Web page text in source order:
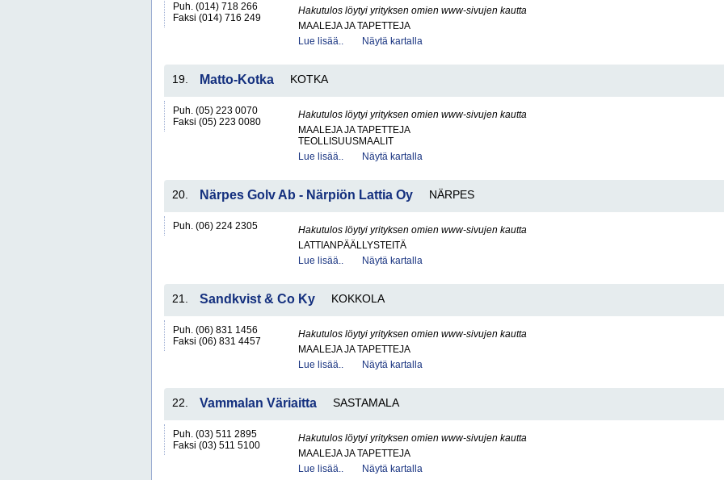
Puh. (014) 718 266
Faksi (014) 716 249
Hakutulos löytyi yrityksen omien www-sivujen kautta
MAALEJA JA TAPETTEJA
Lue lisää..
Näytä kartalla
19. Matto-Kotka KOTKA
Puh. (05) 223 0070
Faksi (05) 223 0080
Hakutulos löytyi yrityksen omien www-sivujen kautta
MAALEJA JA TAPETTEJA
TEOLLISUUSMAALIT
Lue lisää..
Näytä kartalla
20. Närpes Golv Ab - Närpiön Lattia Oy NÄRPES
Puh. (06) 224 2305
Hakutulos löytyi yrityksen omien www-sivujen kautta
LATTIANPÄÄLLYSTEITÄ
Lue lisää..
Näytä kartalla
21. Sandkvist & Co Ky KOKKOLA
Puh. (06) 831 1456
Faksi (06) 831 4457
Hakutulos löytyi yrityksen omien www-sivujen kautta
MAALEJA JA TAPETTEJA
Lue lisää..
Näytä kartalla
22. Vammalan Väriaitta SASTAMALA
Puh. (03) 511 2895
Faksi (03) 511 5100
Hakutulos löytyi yrityksen omien www-sivujen kautta
MAALEJA JA TAPETTEJA
Lue lisää..
Näytä kartalla